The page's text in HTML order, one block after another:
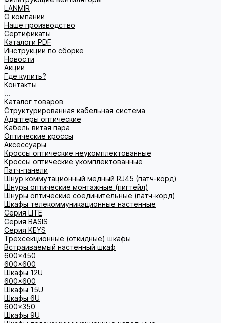
LANMIR
О компании
Наше производство
Сертификаты
Каталоги PDF
Инструкции по сборке
Новости
Акции
Где купить?
Контакты
...
Каталог товаров
Структурированная кабельная система
Адаптеры оптические
Кабель витая пара
Оптические кроссы
Аксессуары
Кроссы оптические неукомплектованные
Кроссы оптические укомплектованные
Патч-панели
Шнур коммутационный медный RJ45 (патч-корд)
Шнуры оптические монтажные (пигтейл)
Шнуры оптические соединительные (патч-корд)
Шкафы телекоммуникационные настенные
Cерия LITE
Cерия BASIS
Cерия KEYS
Трехсекционные (откидные) шкафы
Встраиваемый настенный шкаф
600x450
600x600
Шкафы 12U
600x600
Шкафы 15U
Шкафы 6U
600x350
Шкафы 9U